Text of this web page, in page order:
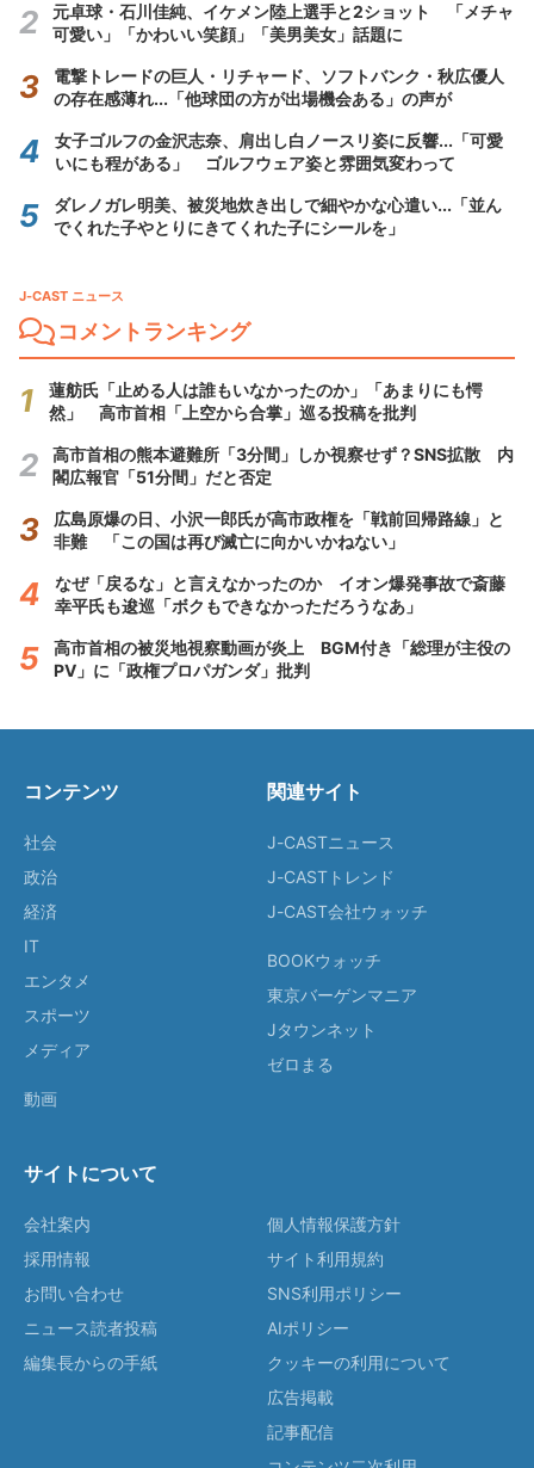
元卓球・石川佳純、イケメン陸上選手と2ショット 「メチャ
可愛い」「かわいい笑顔」「美男美女」話題に
電撃トレードの巨人・リチャード、ソフトバンク・秋広優人
の存在感薄れ...「他球団の方が出場機会ある」の声が
女子ゴルフの金沢志奈、肩出し白ノースリ姿に反響...「可愛
いにも程がある」 ゴルフウェア姿と雰囲気変わって
ダレノガレ明美、被災地炊き出しで細やかな心遣い...「並ん
でくれた子やとりにきてくれた子にシールを」
J-CAST ニュース
コメントランキング
蓮舫氏「止める人は誰もいなかったのか」「あまりにも愕
然」 高市首相「上空から合掌」巡る投稿を批判
高市首相の熊本避難所「3分間」しか視察せず？SNS拡散 内
閣広報官「51分間」だと否定
広島原爆の日、小沢一郎氏が高市政権を「戦前回帰路線」と
非難 「この国は再び滅亡に向かいかねない」
なぜ「戻るな」と言えなかったのか イオン爆発事故で斎藤
幸平氏も逡巡「ボクもできなかっただろうなあ」
高市首相の被災地視察動画が炎上 BGM付き「総理が主役の
PV」に「政権プロパガンダ」批判
コンテンツ
社会
政治
経済
IT
エンタメ
スポーツ
メディア
動画
関連サイト
J-CASTニュース
J-CASTトレンド
J-CAST会社ウォッチ
BOOKウォッチ
東京バーゲンマニア
Jタウンネット
ゼロまる
サイトについて
会社案内
採用情報
お問い合わせ
ニュース読者投稿
編集長からの手紙
個人情報保護方針
サイト利用規約
SNS利用ポリシー
AIポリシー
クッキーの利用について
広告掲載
記事配信